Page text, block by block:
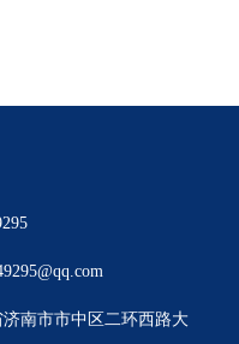
南市市中区二环西路大